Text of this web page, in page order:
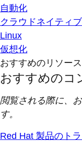
自動化
クラウドネイティ
Linux
仮想化
おすすめのリソース
おすすめのコ
閲覧される際に、
す。
Red Hat 製品のト